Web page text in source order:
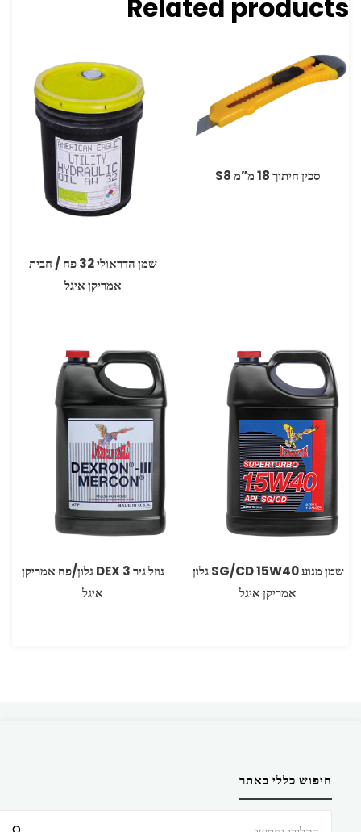
Related products
סכין חיתוך 18 מ”מ S8
שמן הדראולי 32 פח / חבית
אמריקן איגל
שמן מנוע W40‏15 ‏SG/CD גלון
אמריקן איגל
נוזל גיר DEX 3 גלון/פח אמריקן
איגל
חיפוש כללי באתר